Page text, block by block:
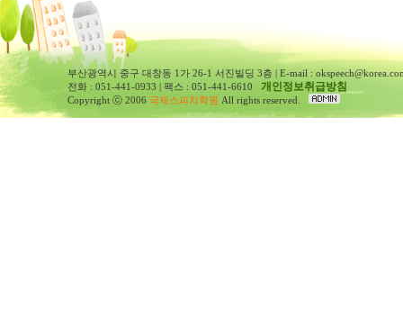
부산광역시 중구 대창동 1가 26-1 서진빌딩 3층 | E-mail :
전화 : 051-441-0933 | 팩스 : 051-441-6610 개인정보취급방침
Copyright ⓒ 2006 국제스피치학원 All rights reserved.